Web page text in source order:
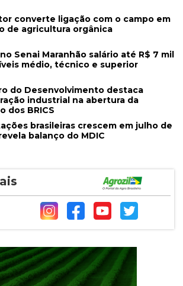
converte ligação com o campo em
de agricultura orgânica
Senai Maranhão salário até R$ 7 mil
médio, técnico e superior
do Desenvolvimento destaca
industrial na abertura da
dos BRICS
brasileiras crescem em julho de
balanço do MDIC